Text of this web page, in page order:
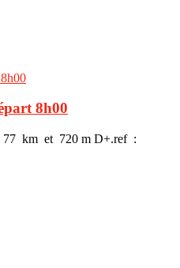
8h00
77 km et 720 m D+.ref :